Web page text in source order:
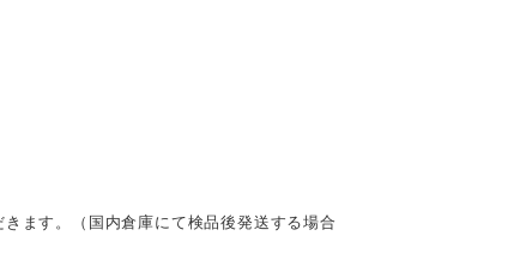
ます。（国内倉庫にて検品後発送する場合